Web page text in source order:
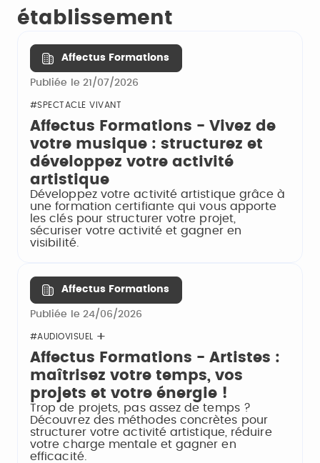
établissement
Affectus Formations
Publiée le 21/07/2026
#SPECTACLE VIVANT
Affectus Formations - Vivez de
votre musique : structurez et
développez votre activité
artistique
Développez votre activité artistique grâce à
une formation certifiante qui vous apporte
les clés pour structurer votre projet,
sécuriser votre activité et gagner en
visibilité.
Affectus Formations
Publiée le 24/06/2026
#AUDIOVISUEL
Affectus Formations - Artistes :
maîtrisez votre temps, vos
projets et votre énergie !
Trop de projets, pas assez de temps ?
Découvrez des méthodes concrètes pour
structurer votre activité artistique, réduire
votre charge mentale et gagner en
efficacité.